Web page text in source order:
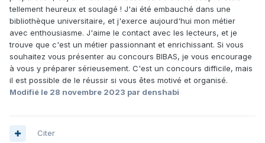
tellement heureux et soulagé ! J'ai été embauché dans une
bibliothèque universitaire, et j'exerce aujourd'hui mon métier
avec enthousiasme. J'aime le contact avec les lecteurs, et je
trouve que c'est un métier passionnant et enrichissant. Si vous
souhaitez vous présenter au concours BIBAS, je vous encourage
à vous y préparer sérieusement. C'est un concours difficile, mais
il est possible de le réussir si vous êtes motivé et organisé.
Modifié le 28 novembre 2023 par denshabi
Citer